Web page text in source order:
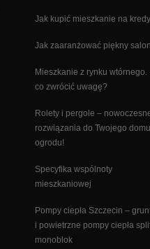
Jak kupić mieszkanie na
Jak zaaranżować piękny
Mieszkanie z rynku wtórnego.
co zwrócić uwagę?
Rolety i pergole –
rozwiązania do Twojego
ogrodu!
Specyfika wspólnoty
mieszkaniowej
Pompy ciepła Szczecin –
i powietrzne pompy ciepła
monoblok